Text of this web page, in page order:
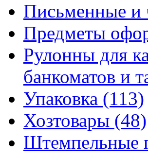
Письменные и
Предметы
Рулонны для
банкоматов и
Упаковка (113)
Хозтовары (48)
Штемпельные